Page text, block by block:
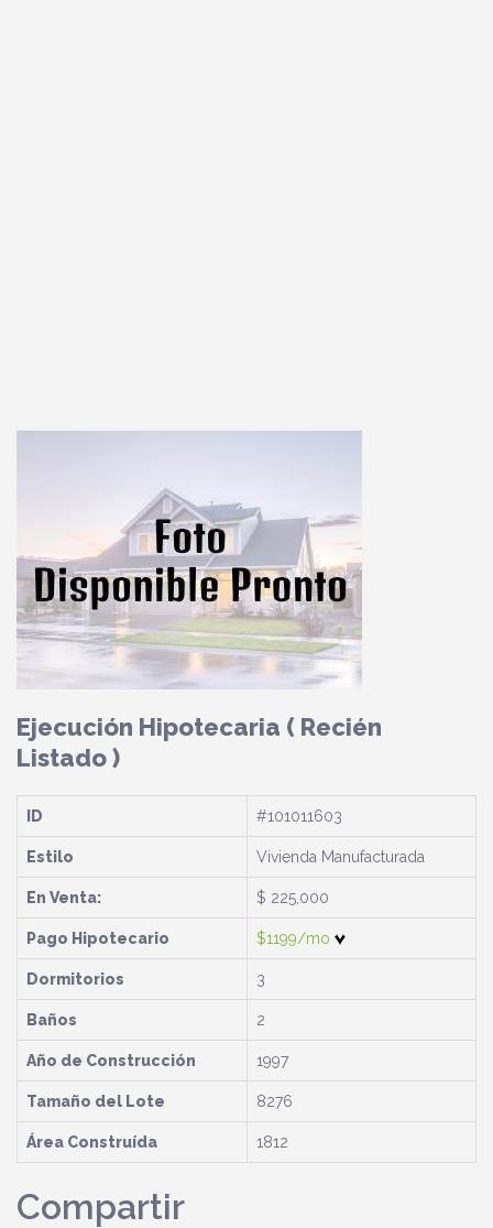
Ejecución Hipotecaria ( Recién
Listado )
ID #101011603
Estilo Vivienda Manufacturada
En Venta: $ 225,000
Pago Hipotecario $1199/mo
Dormitorios 3
Baños 2
Año de Construcción 1997
Tamaño del Lote 8276
Área Construída 1812
Compartir